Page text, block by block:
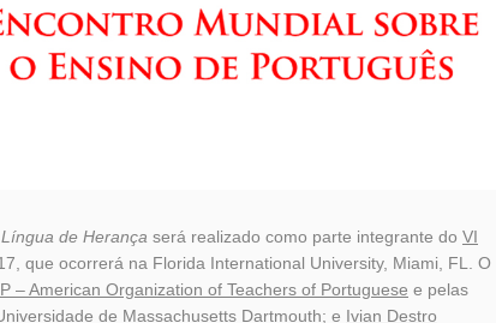
de Herança será realizado como parte integrante do VI
que ocorrerá na Florida International University, Miami, FL. O
– American Organization of Teachers of Portuguese e pelas
de Massachusetts Dartmouth; e Ivian Destro